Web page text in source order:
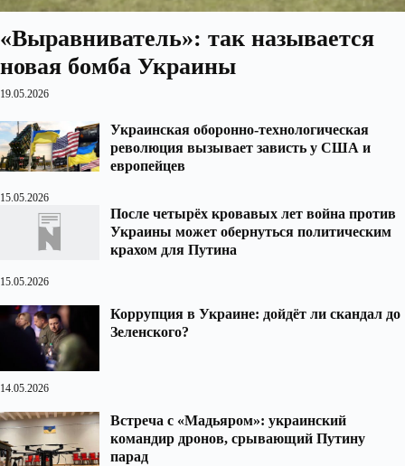
«Выравниватель»: так называется
новая бомба Украины
19.05.2026
Украинская оборонно-технологическая
революция вызывает зависть у США и
европейцев
15.05.2026
После четырёх кровавых лет война против
Украины может обернуться политическим
крахом для Путина
15.05.2026
Коррупция в Украине: дойдёт ли скандал до
Зеленского?
14.05.2026
Встреча с «Мадьяром»: украинский
командир дронов, срывающий Путину
парад